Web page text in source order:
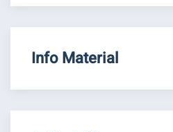
Info Material